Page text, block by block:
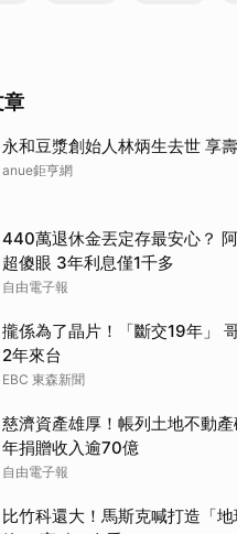
章
永和豆漿創始人林炳生去世 享
anue鉅亨網
440萬退休金丟定存最安心？
超傻眼 3年利息僅1千多
自由電子報
攏係為了晶片！「斷交19年」
2年來台
EBC 東森新聞
慈濟資產雄厚！帳列土地不動產
年捐贈收入逾70億
自由電子報
比竹科還大！馬斯克喊打造「